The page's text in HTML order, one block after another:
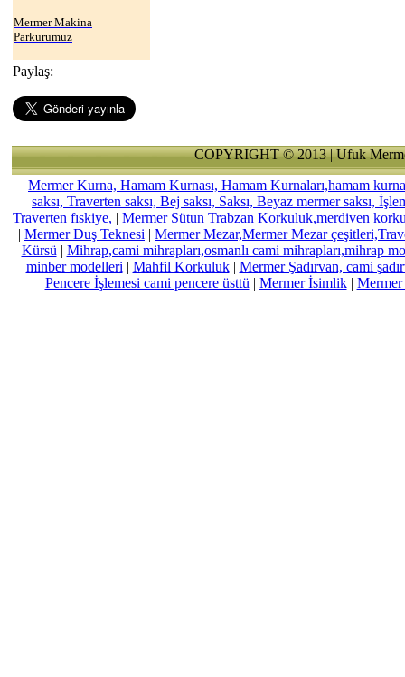
Mermer Makina
Parkurumuz
Paylaş:
COPYRIGHT © 2013 | Ufuk
Mermer Kurna, Hamam Kurnası, Hamam Kurnaları,hamam
saksı, Traverten saksı, Bej saksı, Saksı, Beyaz mermer saksı,
Traverten fıskiye, | Mermer Sütun Trabzan Korkuluk,merdiven
| Mermer Duş Teknesi | Mermer Mezar,Mermer Mezar
Kürsü | Mihrap,cami mihrapları,osmanlı cami mihrapları,mihrap
minber modelleri | Mahfil Korkuluk| Mermer Şadırvan, cami
Pencere İşlemesi cami pencere üsttü | Mermer İsimlik|